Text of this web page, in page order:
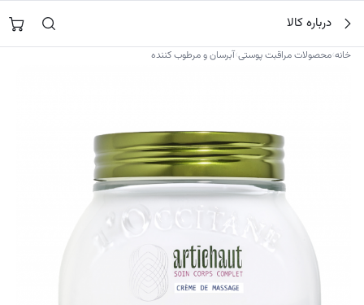
محتوا
جستجو در
درباره کالا
خانه›محصولات مراقبت پوستی›آبرسان و مرطوب کننده